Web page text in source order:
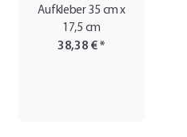
Aufkleber 35 cm x
17,5 cm
38,38 €*